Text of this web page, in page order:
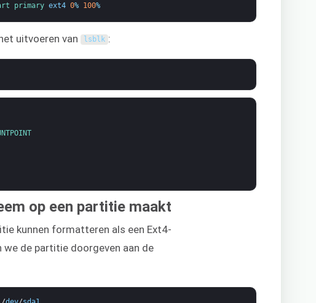
primary ext4 0% 100%
uitvoeren van lsblk :
op een partitie maakt
kunnen formatteren als een Ext4-
de partitie doorgeven aan de